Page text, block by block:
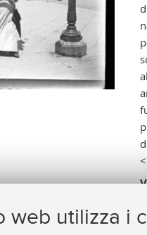
web utilizza i